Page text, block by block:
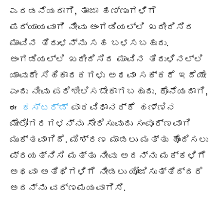
ಎರಡನೆಯದಾಗಿ, ತಾಜಾ ಹಣ್ಣುಗಳಿಗೆ
ಪರ್ಯಾಯವಾಗಿ ನೀವು ಅಂಗಡಿಯಲ್ಲಿ ಖರೀದಿಸಿದ
ಮಾವಿನ ತಿರುಳನ್ನು ಸಹ ಬಳಸಬಹುದು.
ಅಂಗಡಿಯಲ್ಲಿ ಖರೀದಿಸಿದ ಮಾವಿನ ತಿರುಳಿನಲ್ಲಿ
ಯಾವುದೇ ಸಿಹಿಕಾರಕಗಳು ಅಥವಾ ಸಕ್ಕರೆ ಇದೆಯೇ
ಎಂದು ನೀವು ಪರಿಶೀಲಿಸಬೇಕಾಗಬಹುದು. ಕೊನೆಯದಾಗಿ,
ಈ ಕಸ್ಟರ್ಡ್ ಪಾಕವಿಧಾನಕ್ಕೆ ಹಣ್ಣಿನ
ಮೇಲೋಗರಗಳನ್ನು ಸೇರಿಸುವುದು ಸಂಪೂರ್ಣವಾಗಿ
ಮುಕ್ತವಾಗಿದೆ. ಮಿಶ್ರಣ ಮಾಡಲು ಮತ್ತು ಹೊಂದಿಸಲು
ಪ್ರಯತ್ನಿಸಿ ಮತ್ತು ನೀವು ಅದನ್ನು ಮಕ್ಕಳಿಗೆ
ಅಥವಾ ಅತಿಥಿಗಳಿಗೆ ನೀಡಲು ಯೋಜಿಸುತ್ತಿದ್ದರೆ
ಅದನ್ನು ವರ್ಣಮಯವಾಗಿಸಿ.